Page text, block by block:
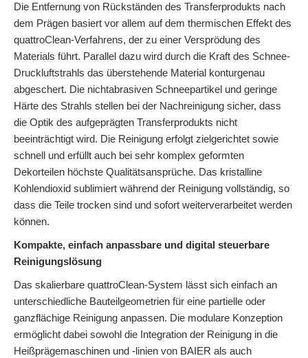
Die Entfernung von Rückständen des Transferprodukts nach
dem Prägen basiert vor allem auf dem thermischen Effekt des
quattroClean-Verfahrens, der zu einer Versprödung des
Materials führt. Parallel dazu wird durch die Kraft des Schnee-
Druckluftstrahls das überstehende Material konturgenau
abgeschert. Die nichtabrasiven Schneepartikel und geringe
Härte des Strahls stellen bei der Nachreinigung sicher, dass
die Optik des aufgeprägten Transferprodukts nicht
beeinträchtigt wird. Die Reinigung erfolgt zielgerichtet sowie
schnell und erfüllt auch bei sehr komplex geformten
Dekorteilen höchste Qualitätsansprüche. Das kristalline
Kohlendioxid sublimiert während der Reinigung vollständig, so
dass die Teile trocken sind und sofort weiterverarbeitet werden
können.
Kompakte, einfach anpassbare und digital steuerbare
Reinigungslösung
Das skalierbare quattroClean-System lässt sich einfach an
unterschiedliche Bauteilgeometrien für eine partielle oder
ganzflächige Reinigung anpassen. Die modulare Konzeption
ermöglicht dabei sowohl die Integration der Reinigung in die
Heißprägemaschinen und -linien von BAIER als auch